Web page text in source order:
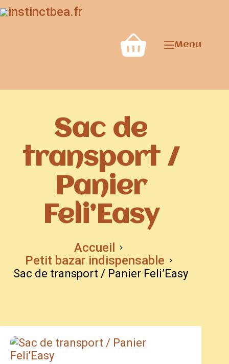
Menu
Sac de
transport /
Panier
Feli’Easy
Accueil
Petit bazar indispensable
Sac de transport / Panier Feli’Easy